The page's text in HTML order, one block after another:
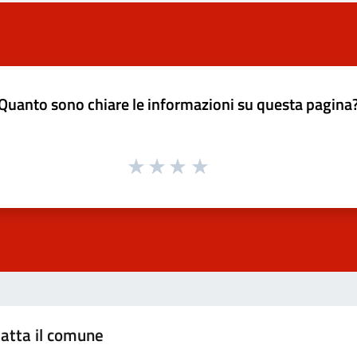
sono chiare le informazioni su questa
il comune